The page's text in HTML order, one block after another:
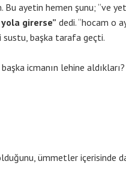
Bu ayetin hemen şunu; “ve
girerse” dedi. “hocam o
sustu, başka tarafa geçti.
icmanın lehine aldıkları?
ümmetler içerisinde